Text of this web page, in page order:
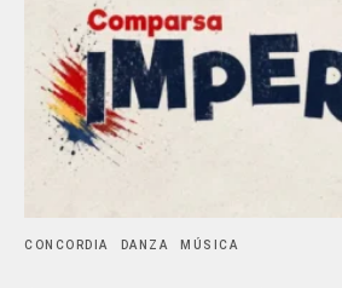
CONCORDIA DANZA MÚSICA